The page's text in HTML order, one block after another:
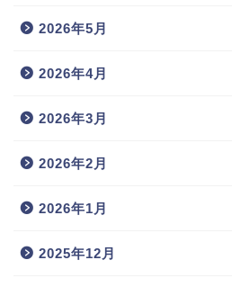
2026年5月
2026年4月
2026年3月
2026年2月
2026年1月
2025年12月